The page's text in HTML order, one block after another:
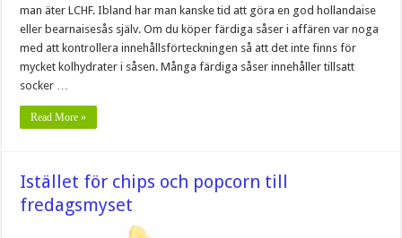
man äter LCHF. Ibland har man kanske tid att göra en god hollandaise
eller bearnaisesås själv. Om du köper färdiga såser i affären var noga
med att kontrollera innehållsförteckningen så att det inte finns för
mycket kolhydrater i såsen. Många färdiga såser innehåller tillsatt
socker …
Read More »
Istället för chips och popcorn till
fredagsmyset